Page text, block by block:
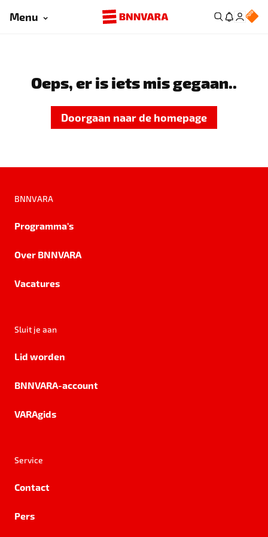
Menu
Oeps, er is iets mis gegaan..
Doorgaan naar de homepage
BNNVARA
Programma's
Over BNNVARA
Vacatures
Sluit je aan
Lid worden
BNNVARA-account
VARAgids
Service
Contact
Pers